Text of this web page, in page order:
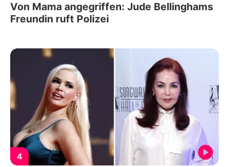
Von Mama angegriffen: Jude Bellinghams
Freundin ruft Polizei
4